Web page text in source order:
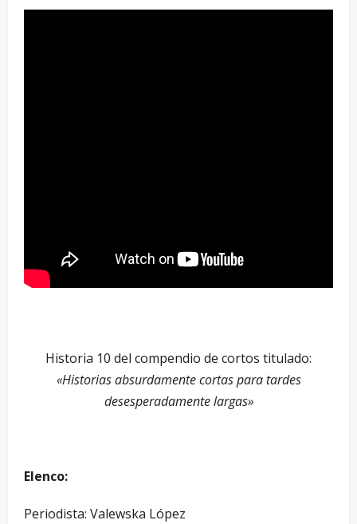
Historia 10 del compendio de cortos titulado:
«Historias absurdamente cortas para tardes
desesperadamente largas»
Elenco:
Periodista: Valewska López